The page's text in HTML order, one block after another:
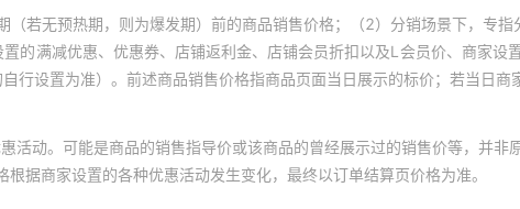
（若无预热期，则为爆发期）前的商品销售价格；（2）分销场景下，专
的满减优惠、优惠券、店铺返利金、店铺会员折扣以及L会员价、商家
设置为准）。前述商品销售价格指商品页面当日展示的标价；若当日商
动。可能是商品的销售指导价或该商品的曾经展示过的销售价等，并非
据商家设置的各种优惠活动发生变化，最终以订单结算页价格为准。